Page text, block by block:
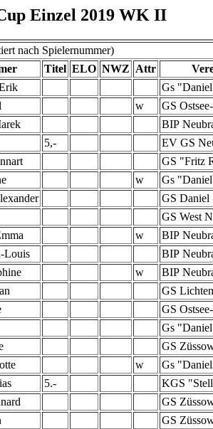
Einzel 2019 WK II
nach Spielernummer)
Titel ELO NWZ Attr
Gs
w
GS
BIP
5,-
EV GS
GS "Fritz
w
Gs
GS Daniel
GS West
w
BIP
Louis
BIP
w
BIP
GS
GS
Gs
GS
w
Gs
5.-
KGS
GS
GS